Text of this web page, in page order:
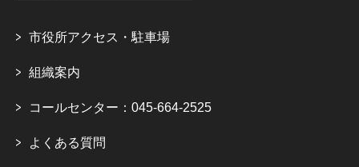
市役所アクセス・駐車場
組織案内
コールセンター：045-664-2525
よくある質問